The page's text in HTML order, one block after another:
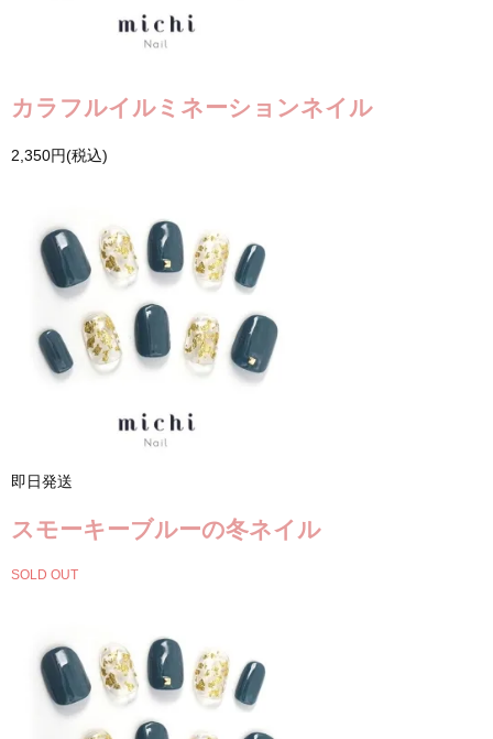
カラフルイルミネーションネイル
2,350円(税込)
即日発送
スモーキーブルーの冬ネイル
SOLD OUT